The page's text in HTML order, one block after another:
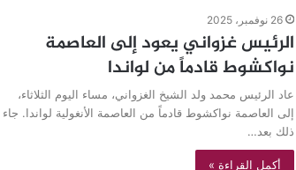
26 نوفمبر، 2025
الرئيس غزواني يعود إلى العاصمة
نواكشوط قادماً من لواندا
عاد الرئيس محمد ولد الشيخ الغزواني، مساء اليوم الثلاثاء،
إلى العاصمة نواكشوط قادماً من العاصمة الأنغولية لواندا. جاء
ذلك بعد…
أكمل القراءة »